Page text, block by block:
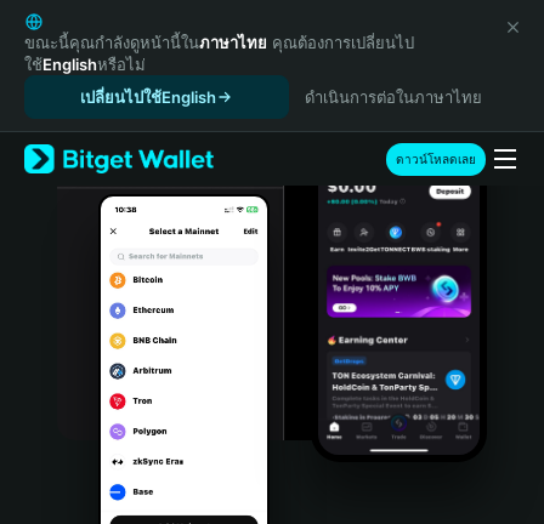
English
日本語
Tiếng Việt
Español (Latinoamérica)
Türkçe
Italiano
Português (Portugal)
Bahasa Indonesia
Português (Brasil)
ขณะนี้คุณกำลังดูหน้านี้ในภาษาไทย คุณต้องการเปลี่ยนไป
ใช้Englishหรือไม่
เปลี่ยนไปใช้English
ดำเนินการต่อในภาษาไทย
ดาวน์โหลดเลย